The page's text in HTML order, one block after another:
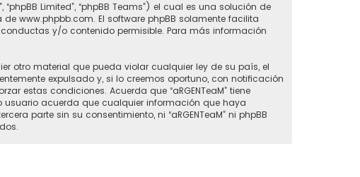
Limited”, “phpBB Teams”) el cual es una solución de
de www.phpbb.com. El software phpBB solamente facilita
y/o contenido permisible. Para más información
otro material que pueda violar cualquier ley de su país, el
expulsado y, si lo creemos oportuno, con notificación
estas condiciones. Acuerda que “aRGENTeaM” tiene
usuario acuerda que cualquier información que haya
parte sin su consentimiento, ni “aRGENTeaM” ni phpBB